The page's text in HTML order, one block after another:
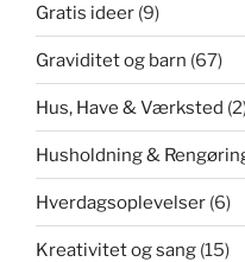
Gratis ideer (9)
Graviditet og barn (67)
Hus, Have & Værksted
Husholdning &
Hverdagsoplevelser (6)
Kreativitet og sang (15)